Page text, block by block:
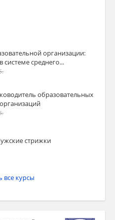
организации:
системе среднего...
образовательных
организаций
стрижки
все курсы